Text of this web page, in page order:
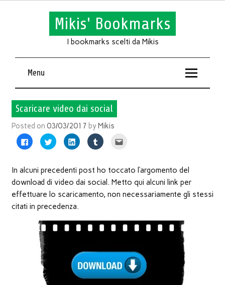
Mikis' Bookmarks
I bookmarks scelti da Mikis
Menu
Scaricare video dai social
Posted on 03/03/2017 byMikis
Fai
clic
Facebook
apre
una
finestra)
Fai
clic
su
(Si
in
nuova
Fai
clic
su
LinkedIn
(Si
in
nuova
Fai
clic
su
(Si
in
una
l'articolo
mail
un
una
nuova
In alcuni precedenti post ho toccato l’argomento del
download di video dai social. Metto qui alcuni link per
effettuare lo scaricamento, non necessariamente gli stessi
citati in precedenza.